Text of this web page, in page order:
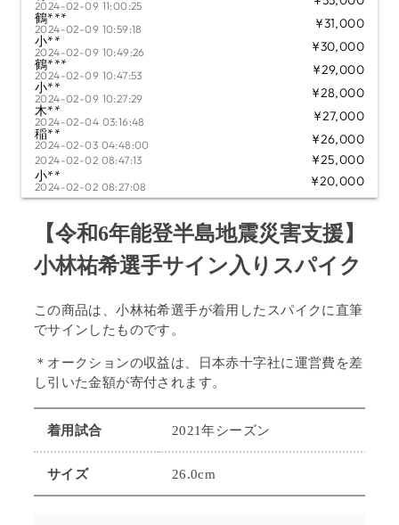
2024-02-09 11:00:25
鶴***
2024-02-09 10:59:18
¥31,000
小**
2024-02-09 10:49:26
¥30,000
鶴***
2024-02-09 10:47:53
¥29,000
小**
2024-02-09 10:27:29
¥28,000
木**
2024-02-04 03:16:48
¥27,000
稲**
2024-02-03 04:48:00 ¥26,000
2024-02-02 08:47:13
¥25,000
小**
2024-02-02 08:27:08 ¥20,000
【令和6年能登半島地震災害支援】
小林祐希選手サイン入りスパイク
この商品は、小林祐希選手が着用したスパイクに直筆
でサインしたものです。
＊オークションの収益は、日本赤十字社に運営費を差
し引いた金額が寄付されます。
着用試合
2021年シーズン
サイズ
26.0cm